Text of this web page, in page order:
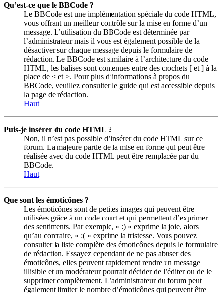
Qu’est-ce que le BBCode ?
Le BBCode est une implémentation spéciale du code HTML,
vous offrant un meilleur contrôle sur la mise en forme d’un
message. L’utilisation du BBCode est déterminée par
l’administrateur mais il vous est également possible de la
désactiver sur chaque message depuis le formulaire de
rédaction. Le BBCode est similaire à l’architecture du code
HTML, les balises sont contenues entre des crochets [ et ] à la
place de < et >. Pour plus d’informations à propos du
BBCode, veuillez consulter le guide qui est accessible depuis
la page de rédaction.
Haut
Puis-je insérer du code HTML ?
Non, il n’est pas possible d’insérer du code HTML sur ce
forum. La majeure partie de la mise en forme qui peut être
réalisée avec du code HTML peut être remplacée par du
BBCode.
Haut
Que sont les émoticônes ?
Les émoticônes sont de petites images qui peuvent être
utilisées grâce à un code court et qui permettent d’exprimer
des sentiments. Par exemple, « :) » exprime la joie, alors
qu’au contraire, « :( » exprime la tristesse. Vous pouvez
consulter la liste complète des émoticônes depuis le formulaire
de rédaction. Essayez cependant de ne pas abuser des
émoticônes, elles peuvent rapidement rendre un message
illisible et un modérateur pourrait décider de l’éditer ou de le
supprimer complètement. L’administrateur du forum peut
également limiter le nombre d’émoticônes qui peuvent être